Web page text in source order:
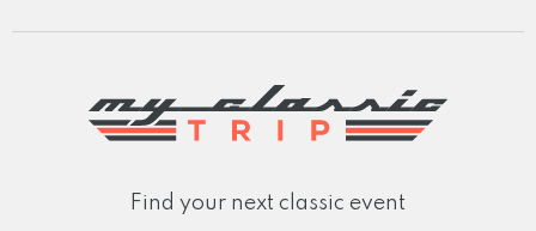
Find your next classic event